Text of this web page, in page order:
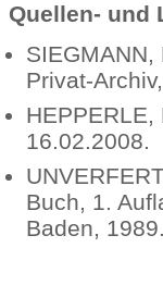
Quellen- und
SIEGMANN,
Privat-
HEPPERLE,
16.02.2008.
Buch, 1.
Baden, 1989.